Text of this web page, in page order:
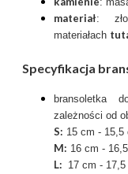
materiał:
materiałach
Specyfikacja
bransoletka
zależności od
S: 15 cm - 15,5
M: 16 cm -
L: 17 cm - 17,5